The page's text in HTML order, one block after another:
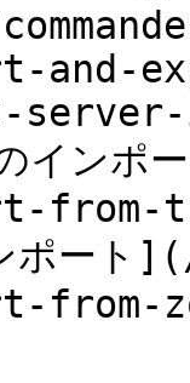
and-
イン
from-
ンポー
from-